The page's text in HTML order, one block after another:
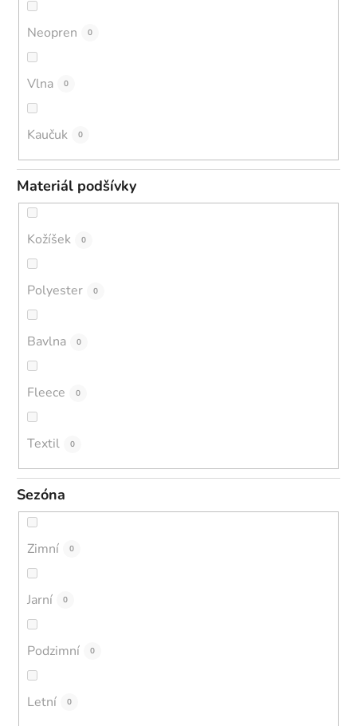
Neopren 0
Vlna 0
Kaučuk 0
Materiál podšívky
Kožíšek 0
Polyester 0
Bavlna 0
Fleece 0
Textil 0
Sezóna
Zimní 0
Jarní 0
Podzimní 0
Letní 0